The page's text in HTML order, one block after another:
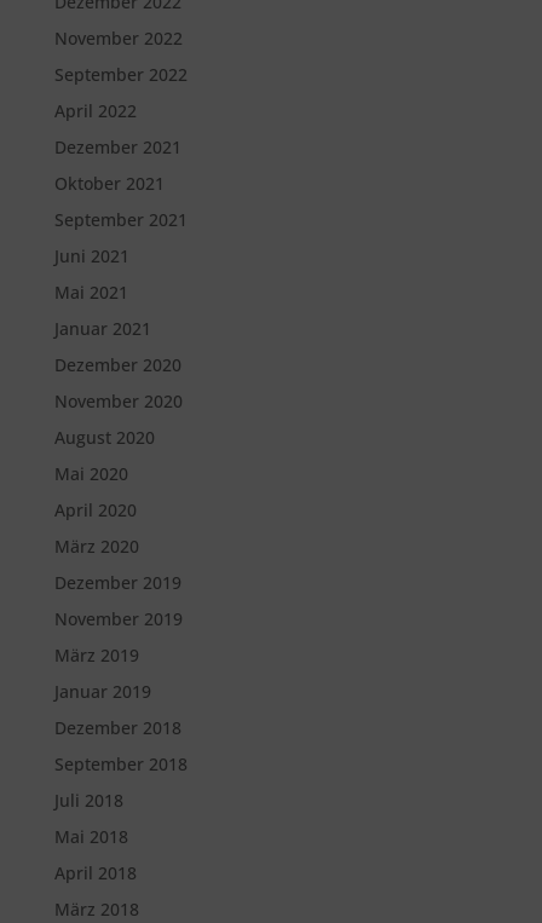
November 2022
September 2022
April 2022
Dezember 2021
Oktober 2021
September 2021
Juni 2021
Mai 2021
Januar 2021
Dezember 2020
November 2020
August 2020
Mai 2020
April 2020
März 2020
Dezember 2019
November 2019
März 2019
Januar 2019
Dezember 2018
September 2018
Juli 2018
Mai 2018
April 2018
März 2018